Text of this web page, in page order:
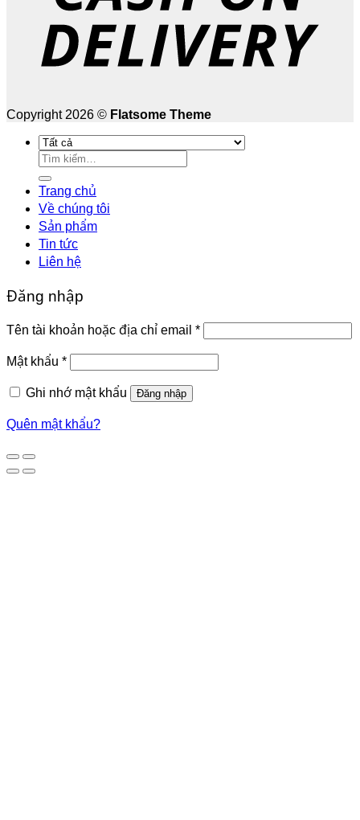
Copyright 2026 © Flatsome Theme
Tìm
kiếm:
Trang chủ
Về chúng tôi
Sản phẩm
Tin tức
Liên hệ
Đăng nhập
Tên tài khoản hoặc địa chỉ email *Bắt
Mật khẩu *Bắt
Ghi nhớ mật khẩu
Đăng nhập
Quên mật khẩu?